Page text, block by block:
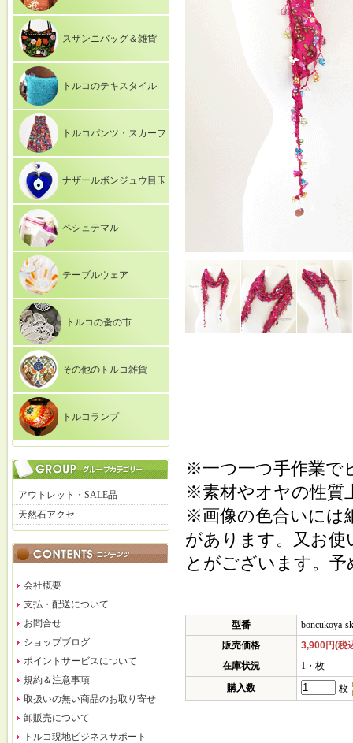
スザンニバッグ＆雑貨
トルコのテキスタイル
トルコパンツ・スカーフ
ナザールボンジュウ目玉
ペシュテマル
テーブルウェア
トルコの蚤の市
その他のトルコ雑貨
トルコランプ
アウトレット・SALE品
天然石アクセ
会社概要
支払・配送について
お問合せ
ショップブログ
ポイントサービスについて
規約＆注意事項
取扱いの無い商品のお取り寄せ
卸販売について
トルコ現地ビジネスサポート
※一つ一つ手作業で
※素材やオヤの性質
※画像の色合いには
があります。又お
とがございます。
型番
boncukoya-
販売価格
3,900円(税
在庫状況
1・枚
購入数
枚